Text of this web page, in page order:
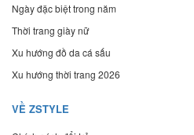
Ngày đặc biệt trong năm
Thời trang giày nữ
Xu hướng đồ da cá sấu
Xu hướng thời trang 2026
VỀ ZSTYLE